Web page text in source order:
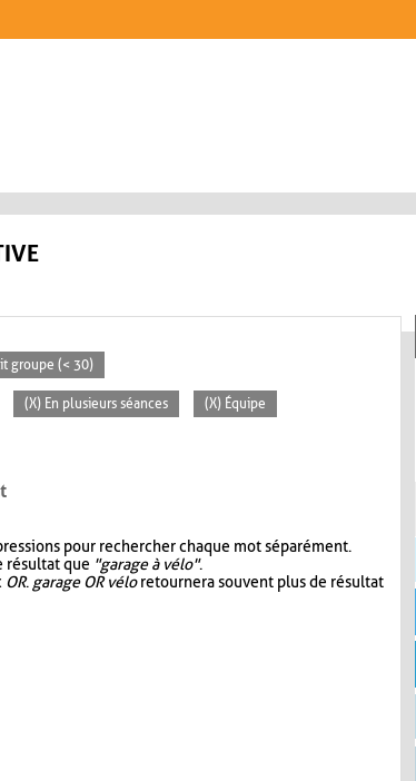
groupe (< 30)
(X) En plusieurs séances (X) Équipe
pour rechercher chaque mot séparément.
résultat que "garage à vélo".
OR. garage OR véloretournera souvent plus de résultat